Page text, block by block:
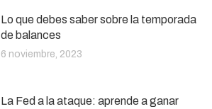
Lo que debes saber sobre la temporada
de balances
6 noviembre, 2023
La Fed a la ataque: aprende a ganar